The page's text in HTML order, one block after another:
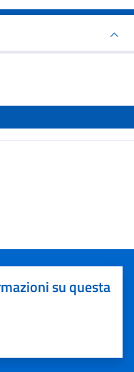
su questa